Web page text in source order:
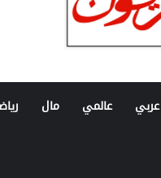
عربي عالمي مال